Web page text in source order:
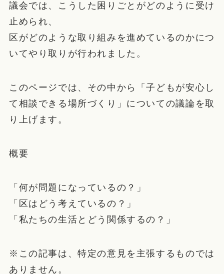
議会では、こうした困りごとがどのように受け
止められ、
区がどのような取り組みを進めているのかにつ
いてやり取りが行われました。
このページでは、その中から「子どもが安心し
て相談できる場所づくり」についての議論を取
り上げます。
概要
「何が問題になっているの？」
「区はどう考えているの？」
「私たちの生活とどう関係するの？」
※この記事は、特定の意見を主張するものでは
ありません。